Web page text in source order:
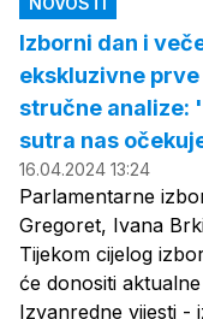
Izborni dan i
ekskluzivne
stručne analize:
sutra nas
16.04.2024 13:24
Parlamentarne
Gregoret, Ivana
Tijekom cijelog
će donositi
Izvanredne vijesti -